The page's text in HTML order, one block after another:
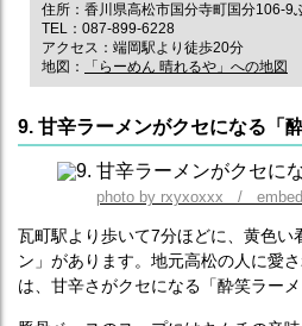
住所：香川県高松市国分寺町国分106-9
TEL：087-899-6228
アクセス：端岡駅より徒歩20分
地図：
「らーめん 晴れるや」への地図
9. 甘辛ラーメンがクセになる「
photo by rxyxoxxx /
瓦町駅より歩いて7分ほどに、黄色い
ン」があります。地元高松の人に愛
は、甘辛さがクセになる「酔笑ラーメ